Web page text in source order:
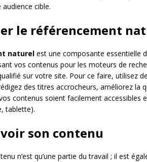
cible.
le référencement
naturel est une composante essentielle
vos contenus pour les moteurs de
sur votre site. Pour ce faire, utilisez
des titres accrocheurs, améliorez
contenus soient facilement accessibles
tablette).
son contenu
n’est qu’une partie du travail ; il est